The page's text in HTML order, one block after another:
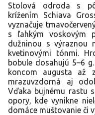
Stolová odroda s
krížením Schiava
vyznačuje
s ľahkým voskovým
dužninou s výraznou
kvetinovými tónmi.
bobule dosahujú 5–6
koncom augusta až
mrazuvzdorná aj
Vďaka bujnému rastu
opory, kde vynikne
domáce muštovanie či